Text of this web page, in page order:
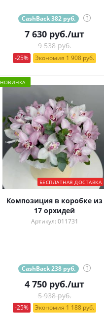
CashBack 382 руб. ?
7 630 руб./шт
9 538 руб.
-25% Экономия 1 908 руб.
НОВИНКА
БЕСПЛАТНАЯ ДОСТАВКА
Композиция в коробке из
17 орхидей
Артикул: 011731
CashBack 238 руб. ?
4 750 руб./шт
5 938 руб.
-25% Экономия 1 188 руб.